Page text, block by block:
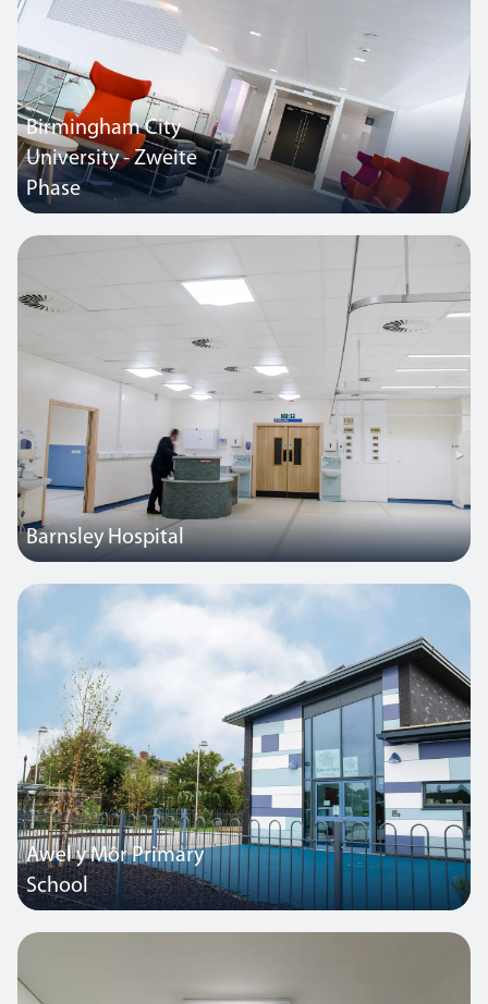
Birmingham City
University - Zweite
Phase
Dieses Projekt hat in der Entwurfsphase die Bewertung „BREEAM
Barnsley Hospital
Das in diesem Krankenhaus installierte
Beleuchtungssteuerungssystem stammt aus der Thorlux
ColourActive-Reihe, die die Farbtemperatur der Lichtquelle über
einen Zeitraum von 24 Stunden variiert.
Awel y Môr Primary
School
Eine neu errichtete, hochmoderne Grundschule in Wales.